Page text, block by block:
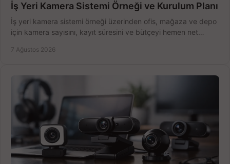
İş Yeri Kamera Sistemi Örneği ve Kurulum Planı
İş yeri kamera sistemi örneği üzerinden ofis, mağaza ve depo
için kamera sayısını, kayıt süresini ve bütçeyi hemen net
7 Ağustos 2026